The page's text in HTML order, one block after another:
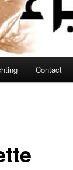
Contact